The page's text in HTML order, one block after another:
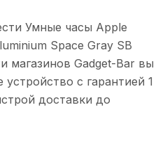
Умные часы Apple
Space Gray SB
магазинов Gadget-Bar вы
устройство с гарантией 1
доставки до